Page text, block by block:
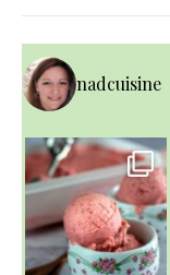
nadcuisine
~ NICE CREAM À LA FRAISE ~
Presque un mois que